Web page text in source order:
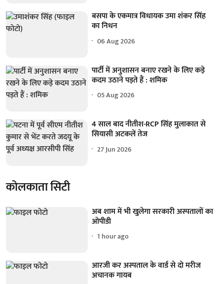
बसपा के एकमात्र विधायक उमा शंकर सिंह
का निधन
06 Aug 2026
पार्टी में अनुशासन बनाए रखने के लिए कड़े
कदम उठाने पड़ते हैं : शमिक
05 Aug 2026
4 साल बाद नीतीश-RCP सिंह मुलाकात से
सियासी अटकलें तेज
27 Jun 2026
कोलकाता सिटी
अब शाम में भी खुलेगा सरकारी अस्पतालों का
ओपीडी
1 hour ago
आरजी कर अस्पताल के वार्ड से दो मरीज
अचानक गायब